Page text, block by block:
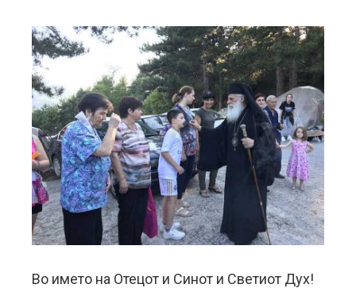
Во името на Отецот и Синот и Светиот Дух!